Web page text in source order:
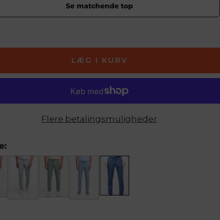
Se matchende top
LÆG I KURV
Flere betalingsmuligheder